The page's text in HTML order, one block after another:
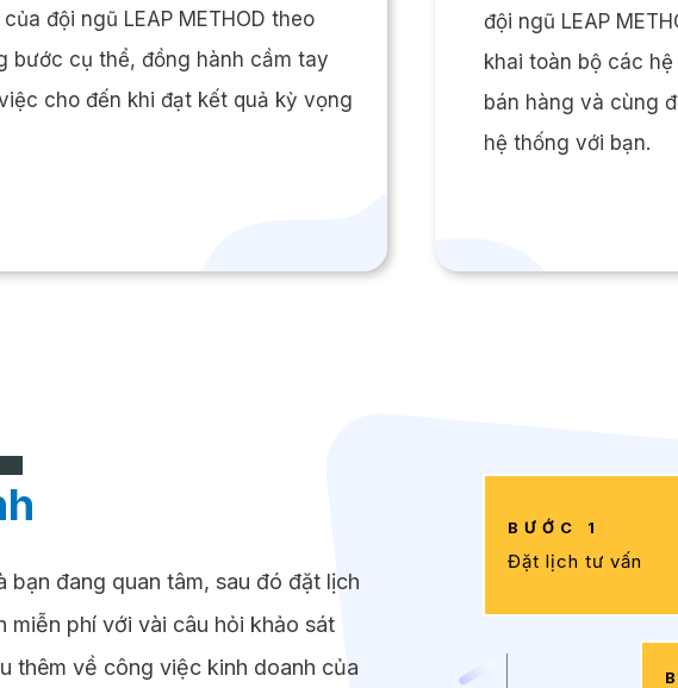
của đội ngũ LEAP METHOD theo
bước cụ thể, đồng hành cầm tay
cho đến khi đạt kết quả kỳ vọng
đội ngũ LEAP
khai toàn bộ các
bán hàng và cùng
hệ thống với bạn.
BƯỚC 1
Đặt lịch tư vấn
bạn đang quan tâm, sau đó đặt lịch
miễn phí với vài câu hỏi khảo sát
thêm về công việc kinh doanh của